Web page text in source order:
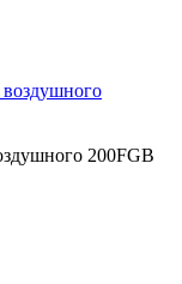
200FGB